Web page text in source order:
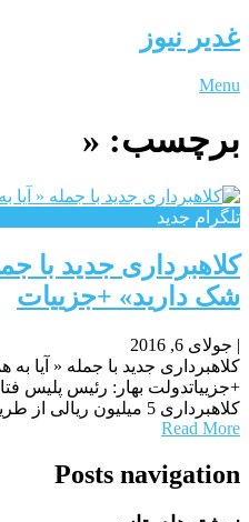
غدیر نیوز
Menu
برچسب: «
تلگرام جدید
کلاهبرداری جدید با
شک دارید» +جزییات
| جولای 6, 2016
کلاهبرداری جدید با جمله « آیا
+جزییاتدولت بهار: رئیس پلیس
کلاهبرداری 5 میلیون ریالی از طریق شبکه اجتماعی
Read More
Posts navigation